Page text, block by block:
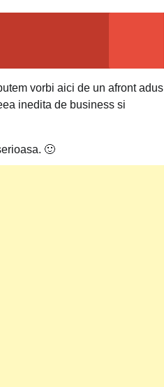
vorbi aici de un afront adus
inedita de business si
🙂